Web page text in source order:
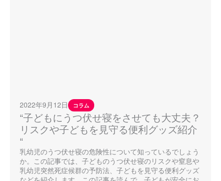
2022年9月12日 コラム
“子どもにうつ伏せ寝をさせても大丈夫？
リスクや子どもを見守る便利グッズ紹介
“
乳幼児のうつ伏せ寝の危険性について知っているでしょう
か。この記事では、子どものうつ伏せ寝のリスクや窒息や
乳幼児突然死症候群の予防法、子どもを見守る便利グッズ